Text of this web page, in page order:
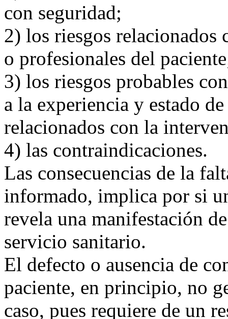
con seguridad;
2) los riesgos relacionados
o profesionales del
3) los riesgos probables
a la experiencia y estado
relacionados con la
4) las contraindicaciones.
Las consecuencias de la
informado, implica por si
revela una manifestación
servicio sanitario.
El defecto o ausencia de
paciente, en principio, no
caso, pues requiere de un